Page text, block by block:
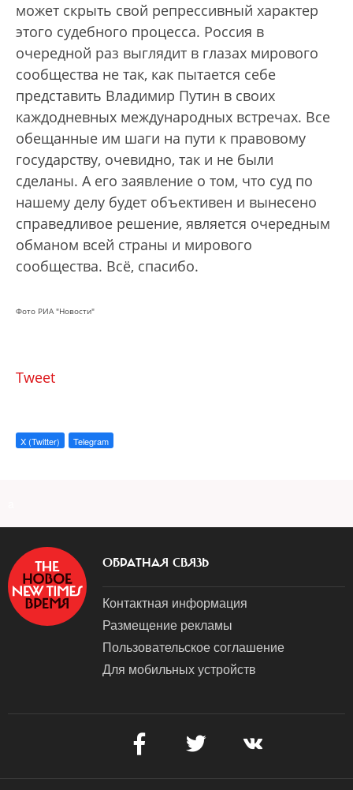
может скрыть свой репрессивный характер
этого судебного процесса. Россия в
очередной раз выглядит в глазах мирового
сообщества не так, как пытается себе
представить Владимир Путин в своих
каждодневных международных встречах. Все
обещанные им шаги на пути к правовому
государству, очевидно, так и не были
сделаны. А его заявление о том, что суд по
нашему делу будет объективен и вынесено
справедливое решение, является очередным
обманом всей страны и мирового
сообщества. Всё, спасибо.
Фото РИА "Новости"
Tweet
X (Twitter) Telegram
ОБРАТНАЯ СВЯЗЬ
Контактная информация
Размещение рекламы
Пользовательское соглашение
Для мобильных устройств